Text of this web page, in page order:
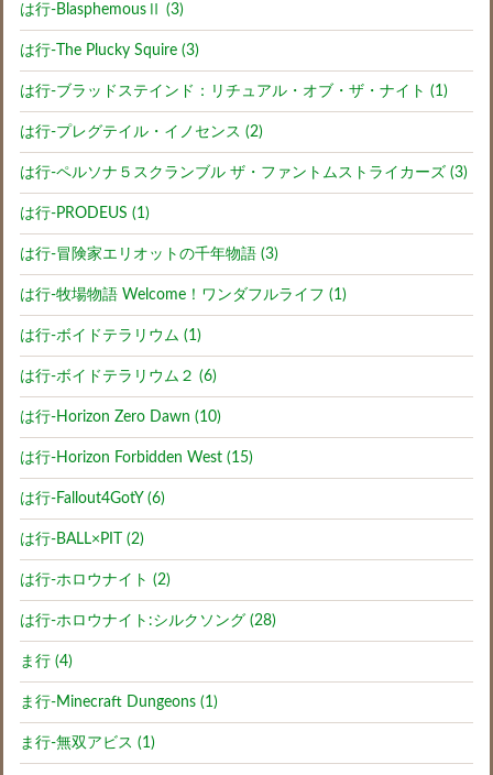
は行-BlasphemousⅡ (3)
は行-The Plucky Squire (3)
は行-ブラッドステインド：リチュアル・オブ・ザ・ナイト (1)
は行-プレグテイル・イノセンス (2)
は行-ペルソナ５スクランブル ザ・ファントムストライカーズ (3)
は行-PRODEUS (1)
は行-冒険家エリオットの千年物語 (3)
は行-牧場物語 Welcome！ワンダフルライフ (1)
は行-ボイドテラリウム (1)
は行-ボイドテラリウム２ (6)
は行-Horizon Zero Dawn (10)
は行-Horizon Forbidden West (15)
は行-Fallout4GotY (6)
は行-BALL×PIT (2)
は行-ホロウナイト (2)
は行-ホロウナイト:シルクソング (28)
ま行 (4)
ま行-Minecraft Dungeons (1)
ま行-無双アビス (1)